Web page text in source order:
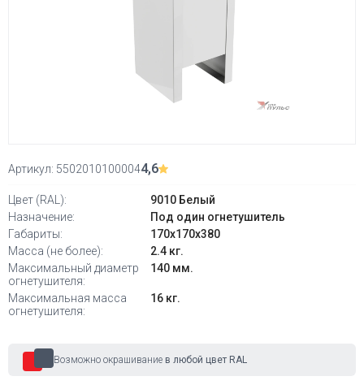
Артикул: 55020101000044,6
Цвет (RAL):
9010 Белый
Назначение:
Под один огнетушитель
Габариты:
170х170х380
Масса (не более):
2.4 кг.
Максимальный диаметр
огнетушителя:
140 мм.
Максимальная масса
огнетушителя:
16 кг.
Возможно окрашивание в любой цвет RAL